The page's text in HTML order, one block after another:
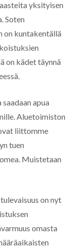
yksityisen
Soten
on kuntakentällä
on kädet täynnä
apua
Aluetoimiston
liittomme
tuen
Muistetaan
on nyt
omasta